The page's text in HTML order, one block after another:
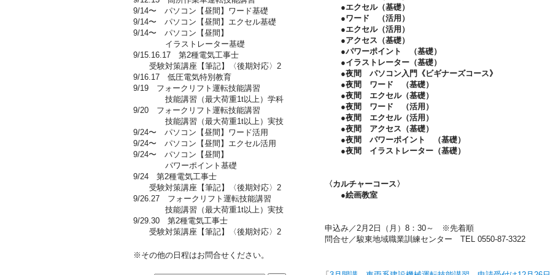
●エクセル（基礎）
●ワード （活用）
●エクセル（活用）
●アクセス（基礎）
●パワーポイント （基礎）
●イラストレーター（基礎）
●夜間 パソコン入門《ビギナーズコース》
●夜間 ワード （基礎）
●夜間 エクセル（基礎）
●夜間 ワード （活用）
●夜間 エクセル（活用）
●夜間 アクセス（基礎）
●夜間 パワーポイント （基礎）
●夜間 イラストレーター（基礎）
〈カルチャーコース〉
●絵画教室
申込み／2月2日（月）8：30～ ※先着順
問合せ／駿東地域職業訓練センター TEL 0550-87-3322
9/14〜 パソコン【昼間】ワード基礎
9/14〜 パソコン【昼間】エクセル基礎
9/14〜 パソコン【昼間】
イラストレーター基礎
9/15.16.17 第2種電気工事士
受験対策講座【筆記】〈後期対応〉2
9/16.17 低圧電気特別教育
9/19 フォークリフト運転技能講習
技能講習（最大荷重1t以上）学科
9/20 フォークリフト運転技能講習
技能講習（最大荷重1t以上）実技
9/24〜 パソコン【昼間】ワード活用
9/24〜 パソコン【昼間】エクセル活用
9/24〜 パソコン【昼間】
パワーポイント基礎
9/24 第2種電気工事士
受験対策講座【筆記】〈後期対応〉2
9/26.27 フォークリフト運転技能講習
技能講習（最大荷重1t以上）実技
9/29.30 第2種電気工事士
受験対策講座【筆記】〈後期対応〉2
※その他の日程はお問合せください。